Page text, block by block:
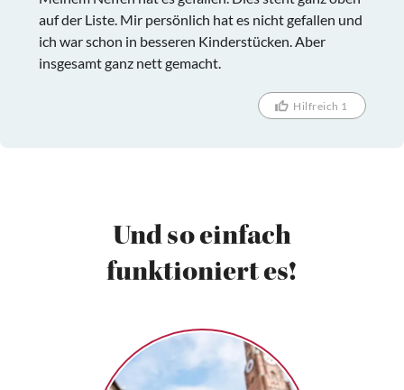
auf der Liste. Mir persönlich hat es nicht gefallen und
ich war schon in besseren Kinderstücken. Aber
insgesamt ganz nett gemacht.
Hilfreich 1
Und so einfach
funktioniert es!